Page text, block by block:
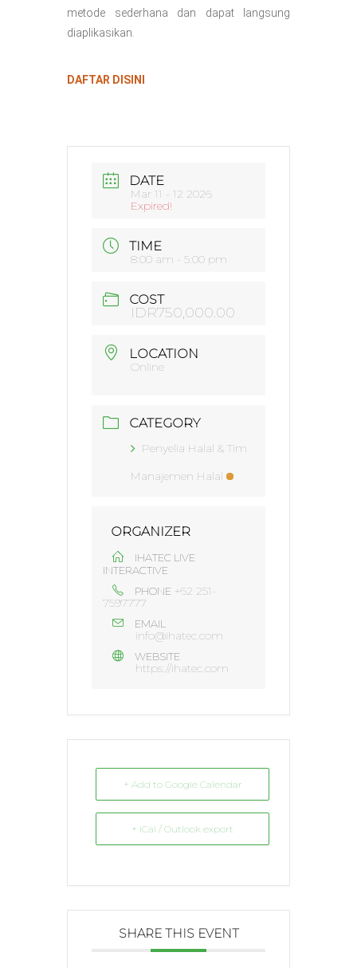
metode sederhana dan dapat langsung
diaplikasikan.
DAFTAR DISINI
DATE
Mar 11 - 12 2026
Expired!
TIME
8:00 am - 5:00 pm
COST
IDR750,000.00
LOCATION
Online
CATEGORY
Penyelia Halal & Tim
Manajemen Halal
ORGANIZER
IHATEC LIVE
INTERACTIVE
PHONE +62 251-
7597777
EMAIL
info@ihatec.com
WEBSITE
https://ihatec.com
+ Add to Google Calendar
+ iCal / Outlook export
SHARE THIS EVENT